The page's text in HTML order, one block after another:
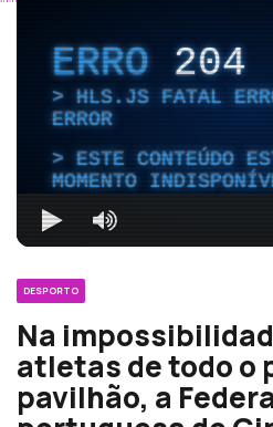
ERRO204
HLS.JS FATAL
ERROR
ESTE CONTEÚDO
MOMENTO
DESPORTO
Na
atletas de todo o
pavilhão, a